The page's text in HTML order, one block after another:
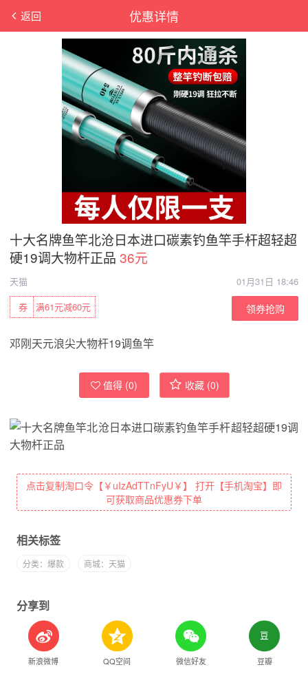
优惠详情
返回
十大名牌鱼竿北沧日本进口碳素钓鱼竿手杆超轻超
硬19调大物杆正品 36元
天猫
01月31日 18:46
满61元减60元
券 领券抢购
邓刚天元浪尖大物杆19调鱼竿
值得 (0) 收藏 (0)
点击复制淘口令【￥uIzAdTTnFyU￥】 打开【手机淘宝】即
可获取商品优惠券下单
相关标签
分类：爆款 商城：天猫
分享到
新浪微博 QQ空间 微信好友 豆瓣